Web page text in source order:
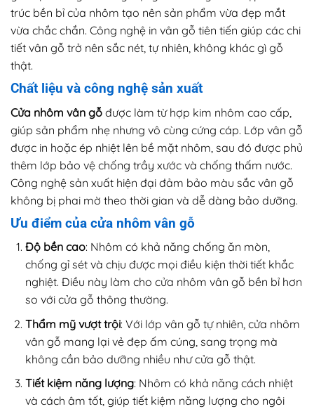
trúc bền bỉ của nhôm tạo nên sản phẩm vừa đẹp mắt
vừa chắc chắn. Công nghệ in vân gỗ tiên tiến giúp các chi
tiết vân gỗ trở nên sắc nét, tự nhiên, không khác gì gỗ
thật.
Chất liệu và công nghệ sản xuất
Cửa nhôm vân gỗ được làm từ hợp kim nhôm cao cấp,
giúp sản phẩm nhẹ nhưng vô cùng cứng cáp. Lớp vân gỗ
được in hoặc ép nhiệt lên bề mặt nhôm, sau đó được phủ
thêm lớp bảo vệ chống trầy xước và chống thấm nước.
Công nghệ sản xuất hiện đại đảm bảo màu sắc vân gỗ
không bị phai mờ theo thời gian và dễ dàng bảo dưỡng.
Ưu điểm của cửa nhôm vân gỗ
Độ bền cao: Nhôm có khả năng chống ăn mòn,
chống gỉ sét và chịu được mọi điều kiện thời tiết khắc
nghiệt. Điều này làm cho cửa nhôm vân gỗ bền bỉ hơn
so với cửa gỗ thông thường.
Thẩm mỹ vượt trội: Với lớp vân gỗ tự nhiên, cửa nhôm
vân gỗ mang lại vẻ đẹp ấm cúng, sang trọng mà
không cần bảo dưỡng nhiều như cửa gỗ thật.
Tiết kiệm năng lượng: Nhôm có khả năng cách nhiệt
và cách âm tốt, giúp tiết kiệm năng lượng cho ngôi